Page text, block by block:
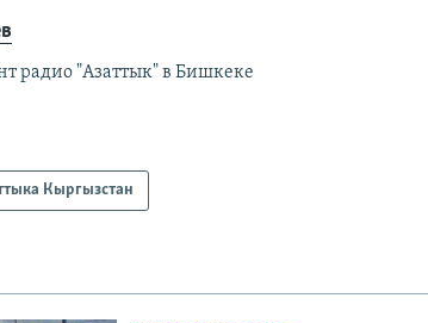
радио "Азаттык" в Бишкеке
Кыргызстан